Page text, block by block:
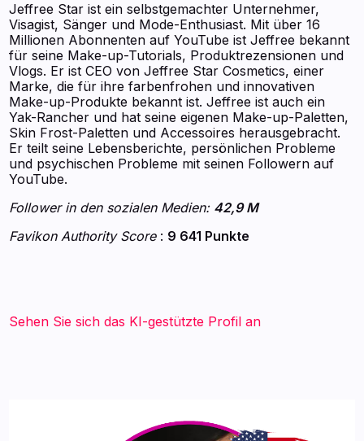
Jeffree Star ist ein selbstgemachter Unternehmer,
Visagist, Sänger und Mode-Enthusiast. Mit über 16
Millionen Abonnenten auf YouTube ist Jeffree bekannt
für seine Make-up-Tutorials, Produktrezensionen und
Vlogs. Er ist CEO von Jeffree Star Cosmetics, einer
Marke, die für ihre farbenfrohen und innovativen
Make-up-Produkte bekannt ist. Jeffree ist auch ein
Yak-Rancher und hat seine eigenen Make-up-Paletten,
Skin Frost-Paletten und Accessoires herausgebracht.
Er teilt seine Lebensberichte, persönlichen Probleme
und psychischen Probleme mit seinen Followern auf
YouTube.
Follower in den sozialen Medien: 42,9 M
Favikon Authority Score: 9 641 Punkte
Sehen Sie sich das KI-gestützte Profil an